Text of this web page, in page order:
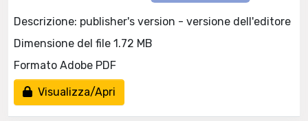
Descrizione: publisher's version - versione dell'editore
Dimensione del file 1.72 MB
Formato Adobe PDF
Visualizza/Apri